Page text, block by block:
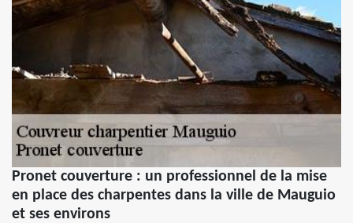
Pronet couverture : un professionnel de la mise
en place des charpentes dans la ville de Mauguio
et ses environs